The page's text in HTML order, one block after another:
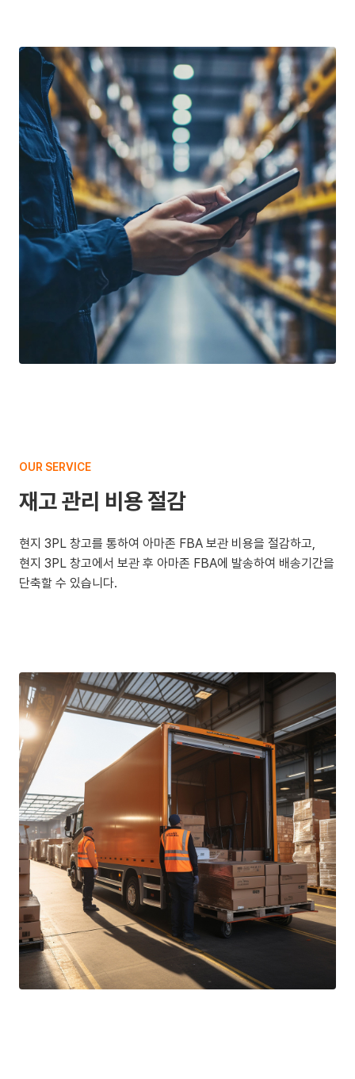
OUR SERVICE
재고 관리 비용 절감
현지 3PL 창고를 통하여 아마존 FBA 보관 비용을 절감하고,
현지 3PL 창고에서 보관 후 아마존 FBA에 발송하여 배송기간을
단축할 수 있습니다.